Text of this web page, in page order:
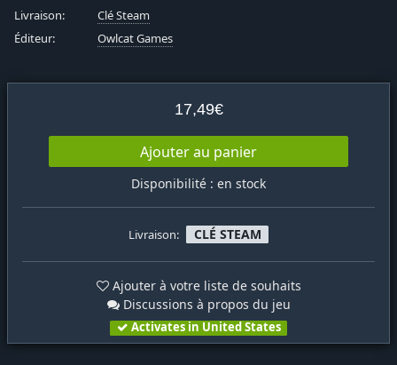
Livraison:
Clé Steam
Éditeur:
Owlcat Games
17,49€
Ajouter au panier
Disponibilité : en stock
Livraison: CLÉ STEAM
Ajouter à votre liste de souhaits
Discussions à propos du jeu
Activates in United States